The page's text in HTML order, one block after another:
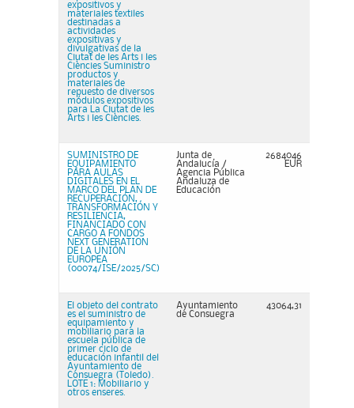
expositivos y
materiales textiles
destinadas a
actividades
expositivas y
divulgativas de la
Ciutat de les Arts i les
Ciències Suministro
productos y
materiales de
repuesto de diversos
módulos expositivos
para La Ciutat de les
Arts i les Ciències.
SUMINISTRO DE
EQUIPAMIENTO
PARA AULAS
DIGITALES EN EL
MARCO DEL PLAN DE
RECUPERACIÓN,
TRANSFORMACIÓN Y
RESILIENCIA,
FINANCIADO CON
CARGO A FONDOS
NEXT GENERATION
DE LA UNIÓN
EUROPEA
(00074/ISE/2025/SC)
Junta de
Andalucía /
Agencia Pública
Andaluza de
Educación
2684046
EUR
El objeto del contrato
es el suministro de
equipamiento y
mobiliario para la
escuela pública de
primer ciclo de
educación infantil del
Ayuntamiento de
Consuegra (Toledo).
LOTE 1: Mobiliario y
otros enseres.
Ayuntamiento
de Consuegra
43064,31